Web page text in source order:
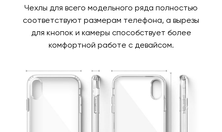
Чехлы для всего модельного ряда полностью
соответствуют размерам телефона, а вырезы
для кнопок и камеры способствует более
комфортной работе с девайсом.